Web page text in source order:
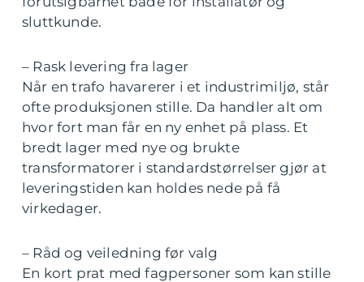
sluttkunde.
– Rask levering fra lager
Når en trafo havarerer i et industrimiljø, står
ofte produksjonen stille. Da handler alt om
hvor fort man får en ny enhet på plass. Et
bredt lager med nye og brukte
transformatorer i standardstørrelser gjør at
leveringstiden kan holdes nede på få
virkedager.
– Råd og veiledning før valg
En kort prat med fagpersoner som kan stille